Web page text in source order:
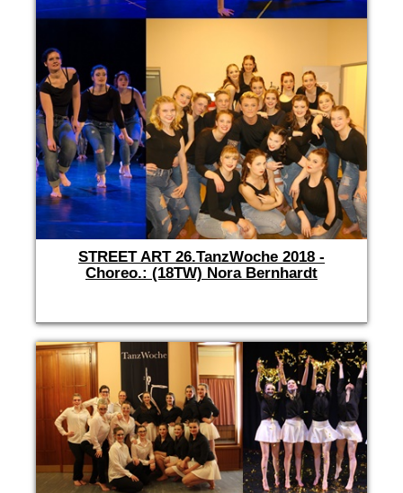
STREET ART 26.TanzWoche 2018 -
Choreo.: (18TW) Nora Bernhardt